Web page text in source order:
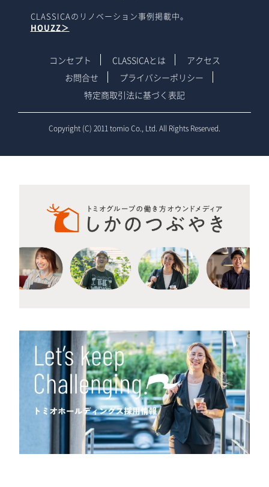
CLASSICAのリノベーション事例掲載中。
HOUZZ＞
コンセプト CLASSICAとは
アクセス
お問合せ
プライバシーポリシー
特定商取引法に基づく表記
Copyright (C) 2011 tomio Co., Ltd. All Rights Reserved.